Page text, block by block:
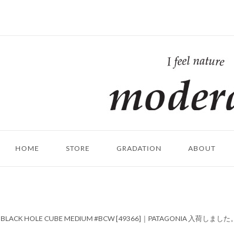
ム
HOME STORE GRADATION ABOUT
BLACK HOLE CUBE MEDIUM #BCW [49366]｜PATAGONIA 入荷しました。